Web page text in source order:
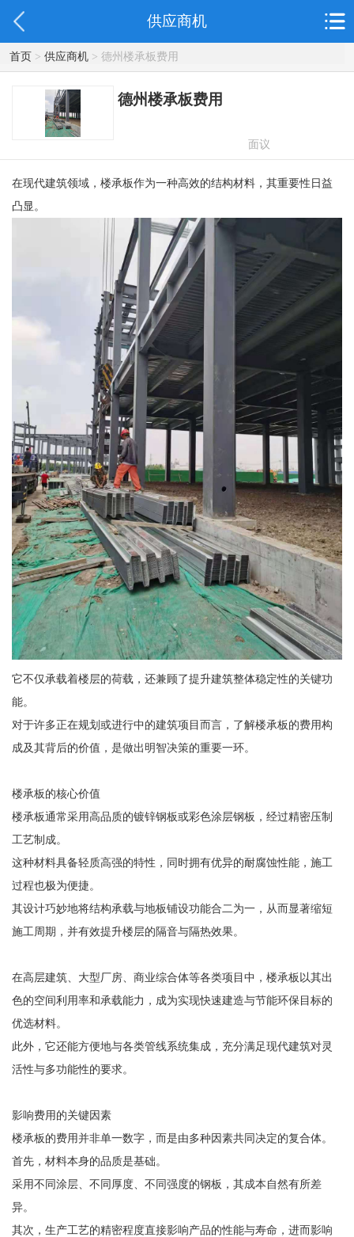
供应商机
首页> 供应商机> 德州楼承板费用
德州楼承板费用
面议
在现代建筑领域，楼承板作为一种高效的结构材料，其重要性日益
凸显。
它不仅承载着楼层的荷载，还兼顾了提升建筑整体稳定性的关键功
能。
对于许多正在规划或进行中的建筑项目而言，了解楼承板的费用构
成及其背后的价值，是做出明智决策的重要一环。
楼承板的核心价值
楼承板通常采用高品质的镀锌钢板或彩色涂层钢板，经过精密压制
工艺制成。
这种材料具备轻质高强的特性，同时拥有优异的耐腐蚀性能，施工
过程也极为便捷。
其设计巧妙地将结构承载与地板铺设功能合二为一，从而显著缩短
施工周期，并有效提升楼层的隔音与隔热效果。
在高层建筑、大型厂房、商业综合体等各类项目中，楼承板以其出
色的空间利用率和承载能力，成为实现快速建造与节能环保目标的
优选材料。
此外，它还能方便地与各类管线系统集成，充分满足现代建筑对灵
活性与多功能性的要求。
影响费用的关键因素
楼承板的费用并非单一数字，而是由多种因素共同决定的复合体。
首先，材料本身的品质是基础。
采用不同涂层、不同厚度、不同强度的钢板，其成本自然有所差
异。
其次，生产工艺的精密程度直接影响产品的性能与寿命，进而影响